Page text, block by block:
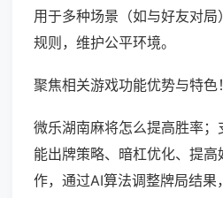
用于多种场景（如与好友对
规则，维护公平环境。
聚焦相关游戏功能优势与特色！
微乐湖南麻将怎么提高胜率
能出牌策略、暗杠优化、提
作，通过AI算法调整牌局结果